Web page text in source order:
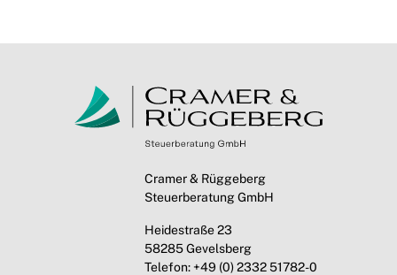
Cramer & Rüggeberg
Steuerberatung GmbH
Heidestraße 23
58285 Gevelsberg
Telefon: +49 (0) 2332 51782-0